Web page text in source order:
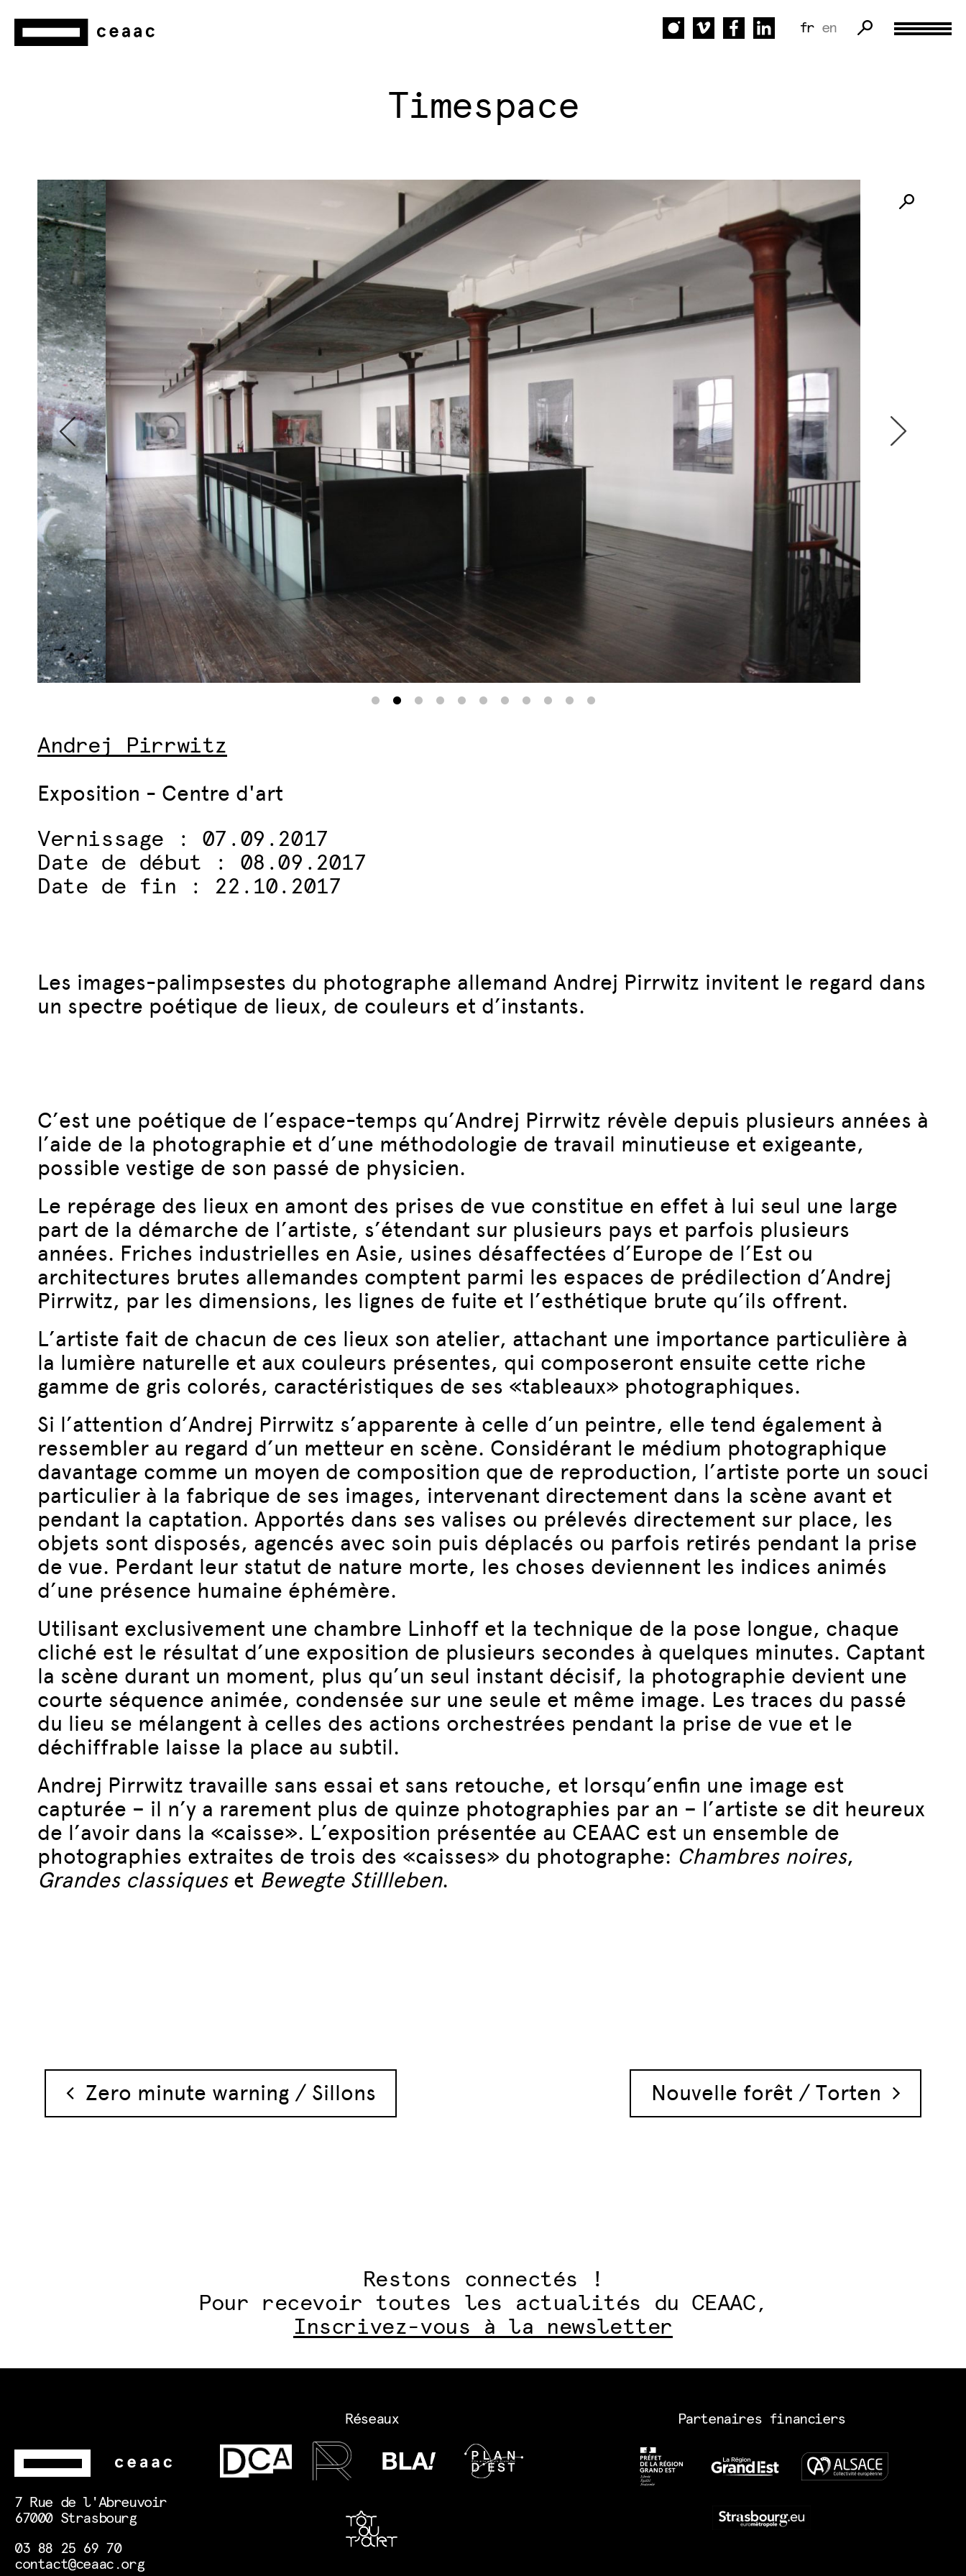
fr en
Timespace
Andrej Pirrwitz
Exposition - Centre d'art
Vernissage : 07.09.2017
Date de début : 08.09.2017
Date de fin : 22.10.2017
Les images-palimpsestes du photographe allemand Andrej Pirrwitz invitent le regard dans
un spectre poétique de lieux, de couleurs et d’instants.
C’est une poétique de l’espace-temps qu’Andrej Pirrwitz révèle depuis plusieurs années à
l’aide de la photographie et d’une méthodologie de travail minutieuse et exigeante,
possible vestige de son passé de physicien.
Le repérage des lieux en amont des prises de vue constitue en effet à lui seul une large
part de la démarche de l’artiste, s’étendant sur plusieurs pays et parfois plusieurs
années. Friches industrielles en Asie, usines désaffectées d’Europe de l’Est ou
architectures brutes allemandes comptent parmi les espaces de prédilection d’Andrej
Pirrwitz, par les dimensions, les lignes de fuite et l’esthétique brute qu’ils offrent.
L’artiste fait de chacun de ces lieux son atelier, attachant une importance particulière à
la lumière naturelle et aux couleurs présentes, qui composeront ensuite cette riche
gamme de gris colorés, caractéristiques de ses «tableaux» photographiques.
Si l’attention d’Andrej Pirrwitz s’apparente à celle d’un peintre, elle tend également à
ressembler au regard d’un metteur en scène. Considérant le médium photographique
davantage comme un moyen de composition que de reproduction, l’artiste porte un souci
particulier à la fabrique de ses images, intervenant directement dans la scène avant et
pendant la captation. Apportés dans ses valises ou prélevés directement sur place, les
objets sont disposés, agencés avec soin puis déplacés ou parfois retirés pendant la prise
de vue. Perdant leur statut de nature morte, les choses deviennent les indices animés
d’une présence humaine éphémère.
Utilisant exclusivement une chambre Linhoff et la technique de la pose longue, chaque
cliché est le résultat d’une exposition de plusieurs secondes à quelques minutes. Captant
la scène durant un moment, plus qu’un seul instant décisif, la photographie devient une
courte séquence animée, condensée sur une seule et même image. Les traces du passé
du lieu se mélangent à celles des actions orchestrées pendant la prise de vue et le
déchiffrable laisse la place au subtil.
Andrej Pirrwitz travaille sans essai et sans retouche, et lorsqu’enfin une image est
capturée – il n’y a rarement plus de quinze photographies par an – l’artiste se dit heureux
de l’avoir dans la «caisse». L’exposition présentée au CEAAC est un ensemble de
photographies extraites de trois des «caisses» du photographe: Chambres noires,
Grandes classiqueset Bewegte Stillleben.
Navigation des articles
Zero minute warning / Sillons Nouvelle forêt / Torten
Restons connectés !
Pour recevoir toutes les actualités du CEAAC,
Inscrivez-vous à la newsletter
7 Rue de l'Abreuvoir
67000 Strasbourg
03 88 25 69 70
contact@ceaac.org
Réseaux Partenaires financiers